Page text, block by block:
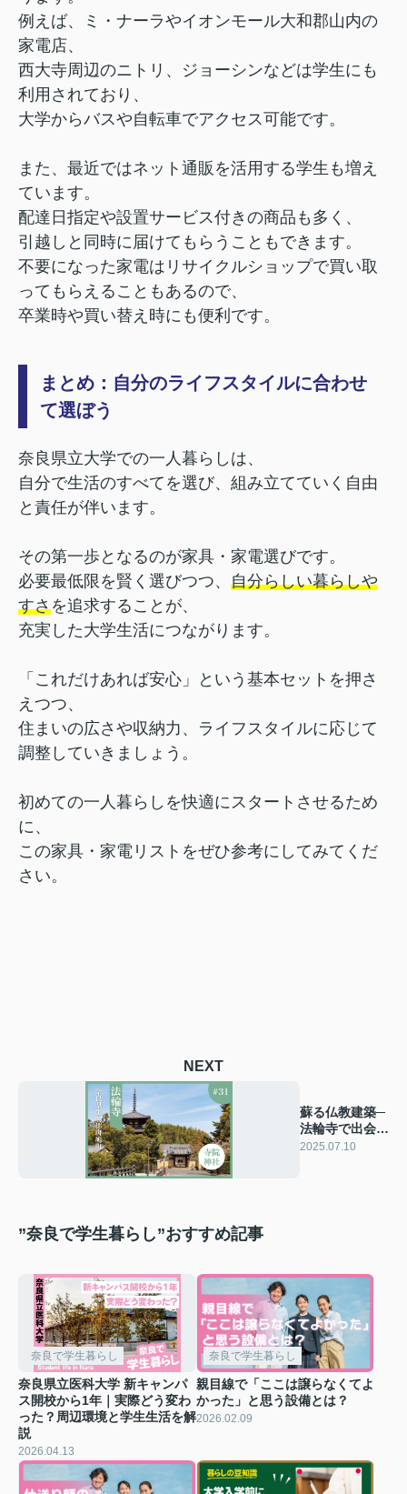
例えば、ミ・ナーラやイオンモール大和郡山内の
家電店、
西大寺周辺のニトリ、ジョーシンなどは学生にも
利用されており、
大学からバスや自転車でアクセス可能です。
また、最近ではネット通販を活用する学生も増え
ています。
配達日指定や設置サービス付きの商品も多く、
引越しと同時に届けてもらうこともできます。
不要になった家電はリサイクルショップで買い取
ってもらえることもあるので、
卒業時や買い替え時にも便利です。
まとめ：自分のライフスタイルに合わせ
て選ぼう
奈良県立大学での一人暮らしは、
自分で生活のすべてを選び、組み立てていく自由
と責任が伴います。
その第一歩となるのが家具・家電選びです。
必要最低限を賢く選びつつ、 自分らしい暮らしや
すさを追求することが、
充実した大学生活につながります。
「これだけあれば安心」という基本セットを押さ
えつつ、
住まいの広さや収納力、ライフスタイルに応じて
調整していきましょう。
初めての一人暮らしを快適にスタートさせるため
に、
この家具・家電リストをぜひ参考にしてみてくだ
さい。
NEXT
蘇る仏教建築─
法輪寺で出会
う、祈りと再生
2025.07.10
”奈良で学生暮らし”おすすめ記事
奈良で学生暮らし
奈良県立医科大学 新キャンパ
ス開校から1年｜実際どう変わ
った？周辺環境と学生生活を解
説
2026.04.13
奈良で学生暮らし
親目線で「ここは譲らなくてよ
かった」と思う設備とは？
2026.02.09